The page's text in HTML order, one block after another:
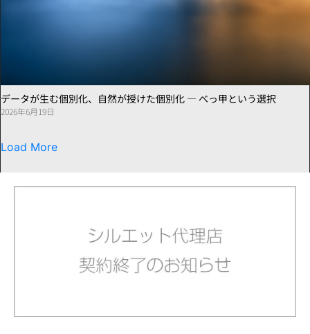
データが生む個別化、自然が授けた個別化 ― べっ甲という選択
2026年6月19日
Load More